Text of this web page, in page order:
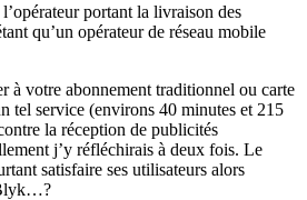
portant la livraison des
qu’un opérateur de réseau mobile
à votre abonnement traditionnel ou carte
tel service (environs 40 minutes et 215
la réception de publicités
j’y réfléchirais à deux fois. Le
satisfaire ses utilisateurs alors